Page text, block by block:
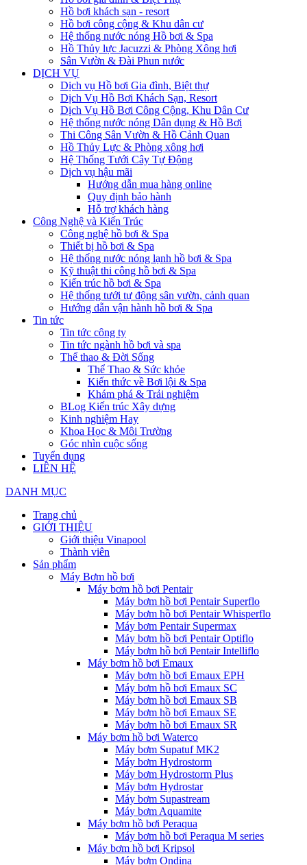
Hồ bơi khách sạn - resort
Hồ bơi công cộng & Khu dân cư
Hệ thống nước nóng Hồ bơi & Spa
Hồ Thủy lực Jacuzzi & Phòng Xông hơi
Sân Vườn & Đài Phun nước
DỊCH VỤ
Dịch vụ Hồ bơi Gia đình, Biệt thự
Dịch Vụ Hồ Bơi Khách Sạn, Resort
Dịch Vụ Hồ Bơi Công Cộng, Khu Dân Cư
Hệ thống nước nóng Dân dụng & Hồ Bơi
Thi Công Sân Vườn & Hồ Cảnh Quan
Hồ Thủy Lực & Phòng xông hơi
Hệ Thống Tưới Cây Tự Động
Dịch vụ hậu mãi
Hướng dẫn mua hàng online
Quy định bảo hành
Hỗ trợ khách hàng
Công Nghệ và Kiến Trúc
Công nghệ hồ bơi & Spa
Thiết bị hồ bơi & Spa
Hệ thống nước nóng lạnh hồ bơi & Spa
Kỹ thuật thi công hồ bơi & Spa
Kiến trúc hồ bơi & Spa
Hệ thống tưới tự động sân vườn, cảnh quan
Hướng dẫn vận hành hồ bơi & Spa
Tin tức
Tin tức công ty
Tin tức ngành hồ bơi và spa
Thể thao & Đời Sống
Thể Thao & Sức khỏe
Kiến thức về Bơi lội & Spa
Khám phá & Trải nghiệm
BLog Kiến trúc Xây dựng
Kinh nghiệm Hay
Khoa Học & Môi Trường
Góc nhìn cuộc sống
Tuyển dụng
LIÊN HỆ
DANH MỤC
Trang chủ
GIỚI THIỆU
Giới thiệu Vinapool
Thành viên
Sản phẩm
Máy Bơm hồ bơi
Máy bơm hồ bơi Pentair
Máy bơm hồ bơi Pentair Superflo
Máy bơm hồ bơi Pentair Whisperflo
Máy bơm Pentair Supermax
Máy bơm hồ bơi Pentair Optiflo
Máy bơm hồ bơi Pentair Intelliflo
Máy bơm hồ bơi Emaux
Máy bơm hồ bơi Emaux EPH
Máy bơm hồ bơi Emaux SC
Máy bơm hồ bơi Emaux SB
Máy bơm hồ bơi Emaux SE
Máy bơm hồ bơi Emaux SR
Máy bơm hồ bơi Waterco
Máy bơm Supatuf MK2
Máy bơm Hydrostorm
Máy bơm Hydrostorm Plus
Máy bơm Hydrostar
Máy bơm Supastream
Máy bơm Aquamite
Máy bơm hồ bơi Peraqua
Máy bơm hồ bơi Peraqua M series
Máy bơm hồ bơi Kripsol
Máy bơm Ondina